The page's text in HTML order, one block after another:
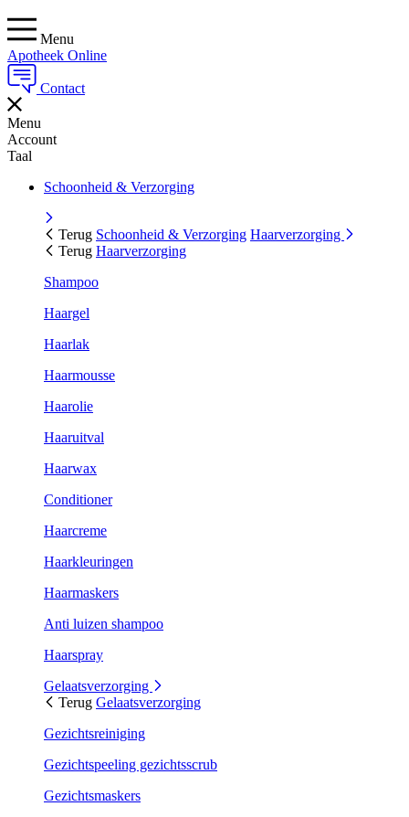
Menu
Apotheek Online
Contact
Menu
Account
Taal
Schoonheid & Verzorging
Terug Schoonheid & Verzorging Haarverzorging
Terug Haarverzorging
Shampoo
Haargel
Haarlak
Haarmousse
Haarolie
Haaruitval
Haarwax
Conditioner
Haarcreme
Haarkleuringen
Haarmaskers
Anti luizen shampoo
Haarspray
Gelaatsverzorging
Terug Gelaatsverzorging
Gezichtsreiniging
Gezichtspeeling gezichtsscrub
Gezichtsmaskers